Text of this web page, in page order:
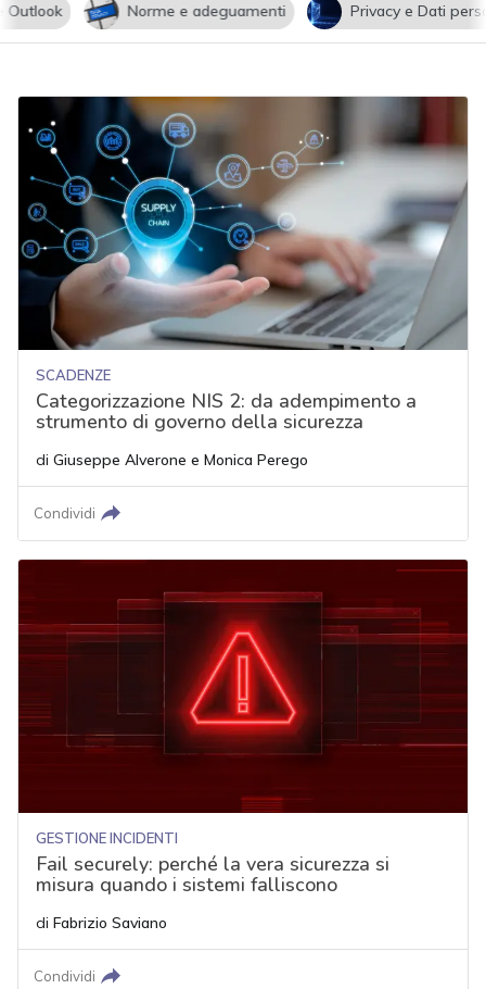
Norme e adeguamenti Privacy e Dati
SCADENZE
Categorizzazione NIS 2: da adempimento a
strumento di governo della sicurezza
di Giuseppe Alverone e Monica Perego
Condividi
GESTIONE INCIDENTI
Fail securely: perché la vera sicurezza si
misura quando i sistemi falliscono
di Fabrizio Saviano
Condividi